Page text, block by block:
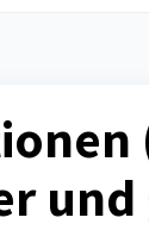
und